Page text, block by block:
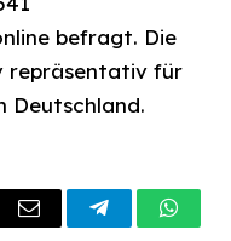
befragt. Die
repräsentativ für
Deutschland.
Email Telegram